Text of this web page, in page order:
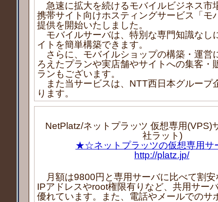
急速に拡大を続けるモバイルビジネス市
携帯サイト向けホスティングサービス「モ
提供を開始いたしました。
モバイルサーバは、特別な専門知識なし
イトを簡単構築できます。
さらに、モバイルショップの構築・運営
ろえたプランや実店舗やサイトへの集客・
ランもございます。
また当サービスは、NTT西日本グループ
ります。
NetPlatz/ネットプラッツ 仮想専用(VPS)
社ラット)
★☆ネットプラッツの仮想専用
http://platz.jp/
月額は9800円と専用サーバに比べて割安
IPアドレスやroot権限有りなど、共用サー
優れています。また、電話やメールでのサ